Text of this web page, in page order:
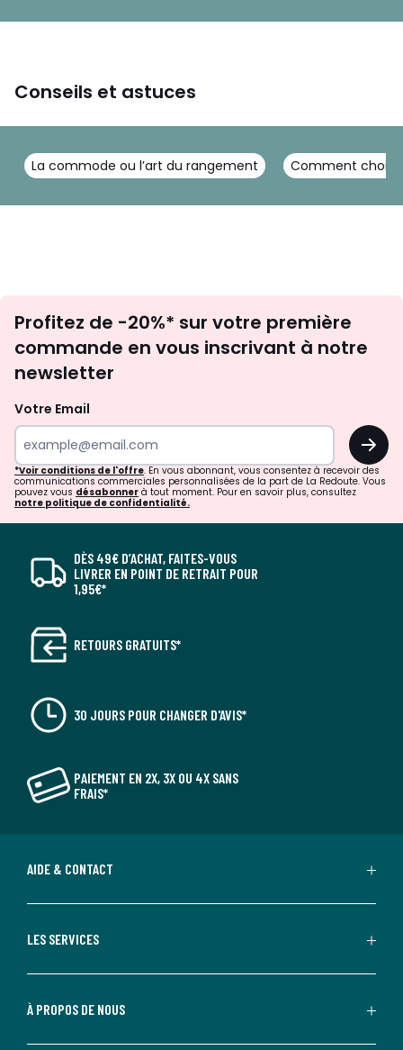
Conseils et astuces
La commode ou l’art du rangement Comment
newsletter
Profitez de -20%* sur votre première
commande en vous inscrivant à notre
newsletter
Votre Email
OK
*Voir conditions de l'offre. En vous abonnant, vous consentez à recevoir des
communications commerciales personnalisées de la part de La Redoute. Vous
pouvez vous désabonner à tout moment. Pour en savoir plus, consultez
notre politique de confidentialité.
DÈS 49€ D’ACHAT, FAITES-VOUS
LIVRER EN POINT DE RETRAIT POUR
1,95€*
RETOURS GRATUITS*
30 JOURS POUR CHANGER D'AVIS*
PAIEMENT EN 2X, 3X OU 4X SANS
FRAIS*
AIDE & CONTACT
LES SERVICES
À PROPOS DE NOUS